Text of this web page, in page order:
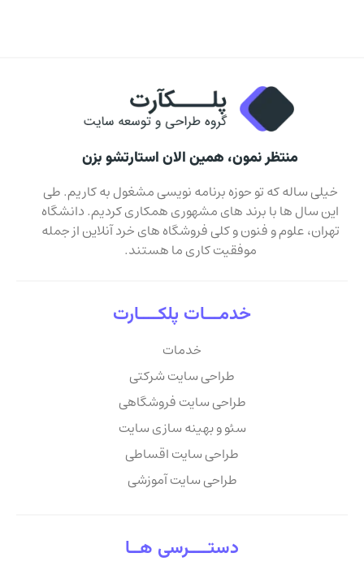
منتظر نمون، همین الان استارتشو بزن
خیلی ساله که تو حوزه برنامه نویسی مشغول به کاریم. طی
این سال ها با برند های مشهوری همکاری کردیم. دانشگاه
تهران، علوم و فنون و کلی فروشگاه های خرد آنلاین از جمله
موفقیت کاری ما هستند.
خدمـــات پلکــــارت
خدمات
طراحی سایت شرکتی
طراحی سایت فروشگاهی
سئو و بهینه سازی سایت
طراحی سایت اقساطی
طراحی سایت آموزشی
دستــــرسی هــا